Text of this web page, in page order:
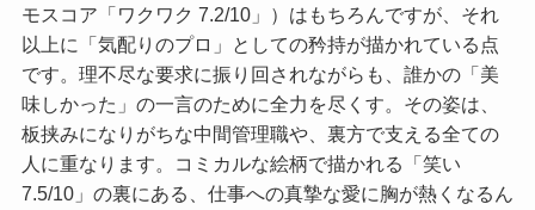
モスコア「ワクワク 7.2/10」
）はもちろんですが、それ
以上に「気配りのプロ」としての矜持が描かれている点
です。理不尽な要求に振り回されながらも、誰かの「美
味しかった」の一言のために全力を尽くす。その姿は、
板挟みになりがちな中間管理職や、裏方で支える全ての
人に重なります。コミカルな絵柄で描かれる
「笑い
7.5/10」 の裏にある、仕事への真摯な愛に胸が熱くなるん